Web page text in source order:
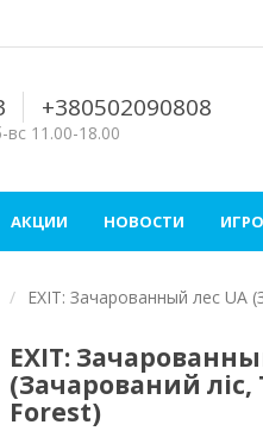
+380502090808
вс 11.00-18.00
АКЦИИ НОВОСТИ
EXIT: Зачарованный лес UA
EXIT:
(Зачарований
Forest)